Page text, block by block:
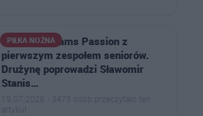
PIŁKA NOŻNA
Football Dreams Passion z
pierwszym zespołem seniorów.
Drużynę poprowadzi Sławomir
Stanis…
19.07.2026 · 3475 osób przeczytało ten
artykuł